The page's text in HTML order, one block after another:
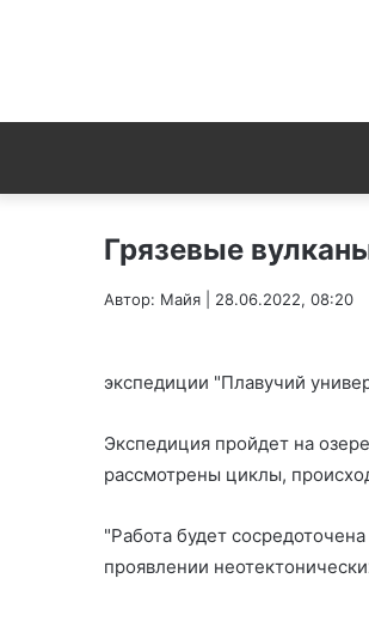
Грязевые
Автор: Майя | 28.06.2022, 08:20
экспедиции "Плавучий
Экспедиция пройдет на
рассмотрены циклы,
"Работа будет
проявлении